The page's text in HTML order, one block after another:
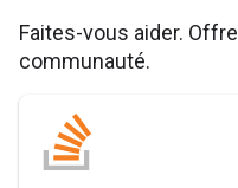
Faites-vous aider.
communauté.